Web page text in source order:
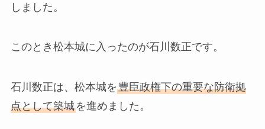
しました。
このとき松本城に入ったのが石川数正です。
石川数正は、松本城を豊臣政権下の重要な防衛拠
点として築城を進めました。